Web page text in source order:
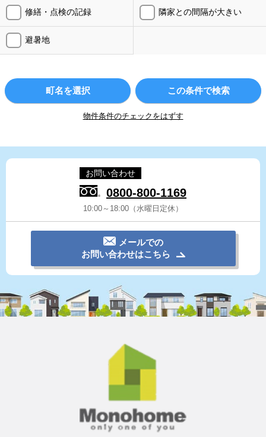
修繕・点検の記録 隣家との間隔が大きい
避暑地
町名を選択 この条件で検索
物件条件のチェックをはずす
お問い合わせ
0800-800-1169
10:00～18:00（水曜日定休）
メールでの
お問い合わせはこちら